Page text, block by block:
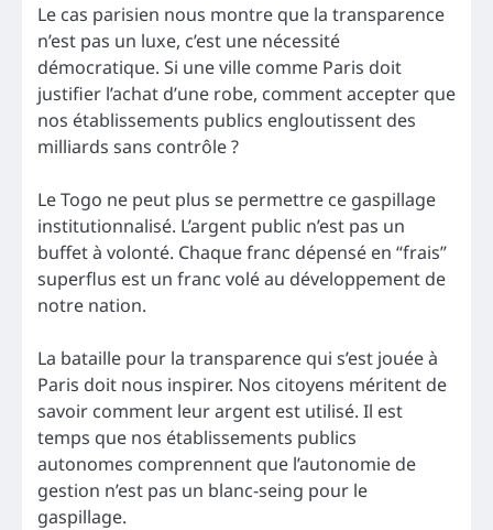
Le cas parisien nous montre que la transparence
n’est pas un luxe, c’est une nécessité
démocratique. Si une ville comme Paris doit
justifier l’achat d’une robe, comment accepter que
nos établissements publics engloutissent des
milliards sans contrôle ?
Le Togo ne peut plus se permettre ce gaspillage
institutionnalisé. L’argent public n’est pas un
buffet à volonté. Chaque franc dépensé en “frais”
superflus est un franc volé au développement de
notre nation.
La bataille pour la transparence qui s’est jouée à
Paris doit nous inspirer. Nos citoyens méritent de
savoir comment leur argent est utilisé. Il est
temps que nos établissements publics
autonomes comprennent que l’autonomie de
gestion n’est pas un blanc-seing pour le
gaspillage.